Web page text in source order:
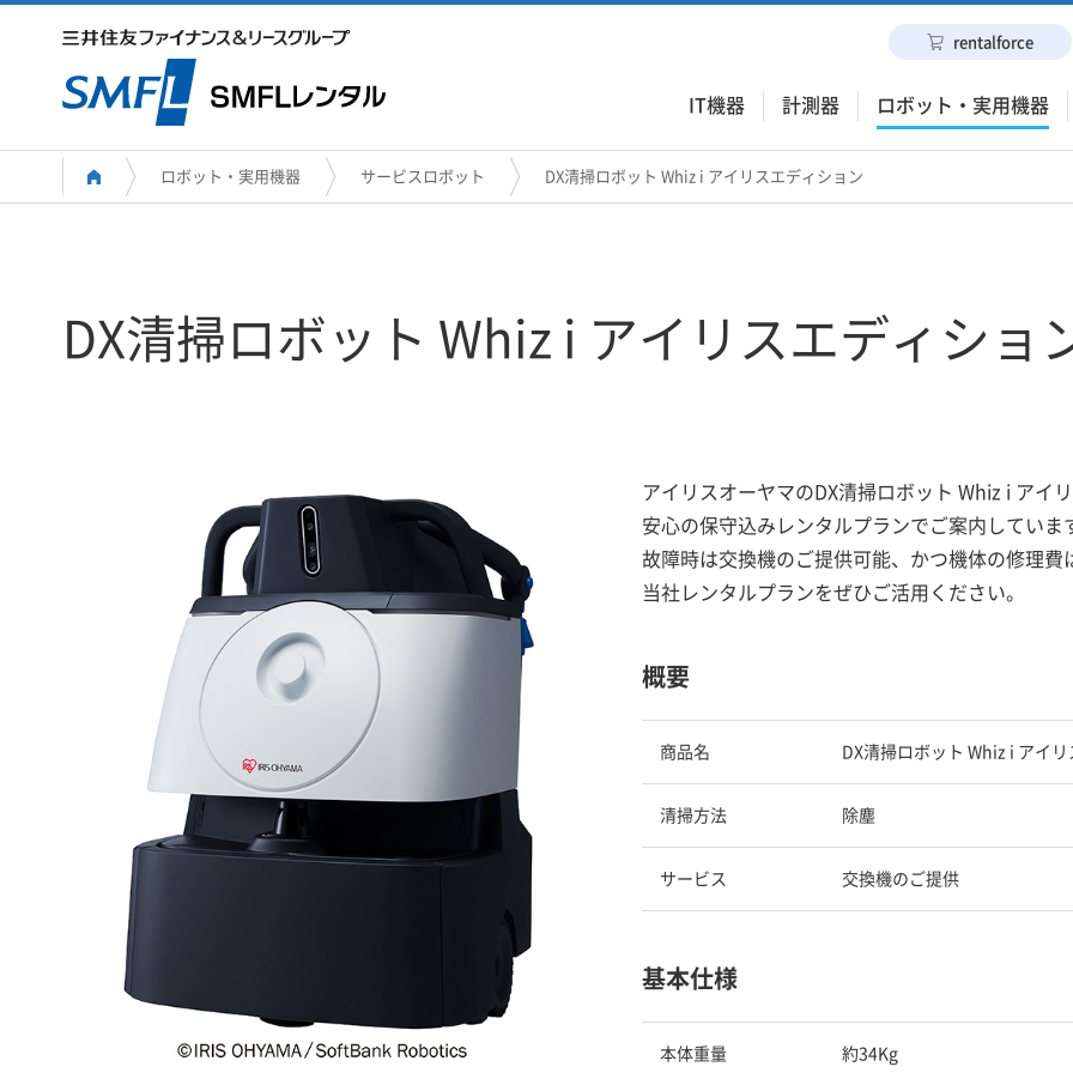
IT機器 計測器 ロボット・実用機器
rentalforce
ロボット・実用機器 サービスロボット DX清掃ロボット Whiz i アイリスエディション
DX清掃ロボット Whiz i アイリスエディショ
アイリスオーヤマのDX清掃ロボット Whiz i アイ
安心の保守込みレンタルプランでご案内していま
故障時は交換機のご提供可能、かつ機体の修理費
当社レンタルプランをぜひご活用ください。
概要
商品名 DX清掃ロボット Whiz i アイ
清掃方法 除塵
サービス 交換機のご提供
基本仕様
本体重量 約34Kg